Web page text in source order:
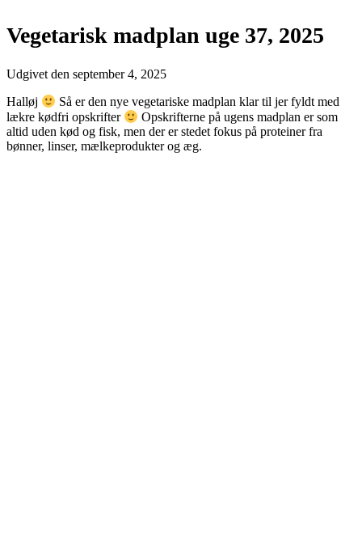
Vegetarisk madplan uge 37, 2025
Udgivet den september 4, 2025
Halløj
Så er den nye vegetariske madplan klar til jer fyldt med
lækre kødfri opskrifter
Opskrifterne på ugens madplan er som
altid uden kød og fisk, men der er stedet fokus på proteiner fra
bønner, linser, mælkeprodukter og æg.